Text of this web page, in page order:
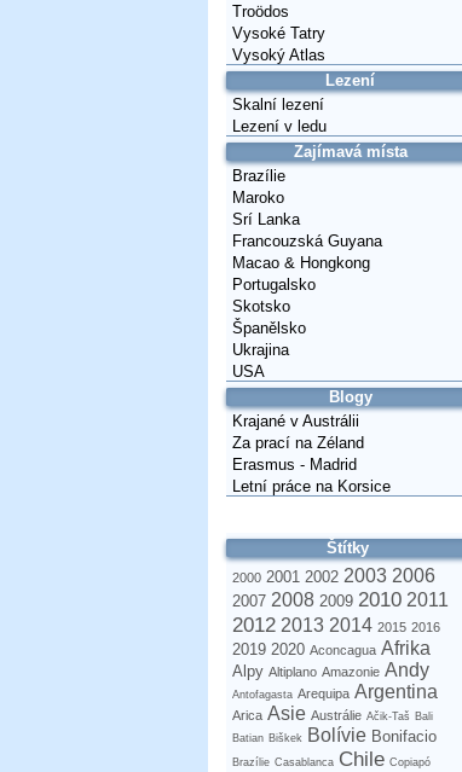
Troödos
Vysoké Tatry
Vysoký Atlas
Lezení
Skalní lezení
Lezení v ledu
Zajímavá místa
Brazílie
Maroko
Srí Lanka
Francouzská Guyana
Macao & Hongkong
Portugalsko
Skotsko
Španělsko
Ukrajina
USA
Blogy
Krajané v Austrálii
Za prací na Zéland
Erasmus - Madrid
Letní práce na Korsice
Štítky
2000 2001 2002 2003 2006
2007 2008 2009 2010 2011
2012 2013 2014 2015 2016
2019 2020 Aconcagua Afrika
Alpy Altiplano Amazonie Andy
Antofagasta Arequipa Argentina
Arica Asie Austrálie Ačik-Taš Bali
Batian Biškek Bolívie Bonifacio
Brazílie Casablanca Chile Copiapó